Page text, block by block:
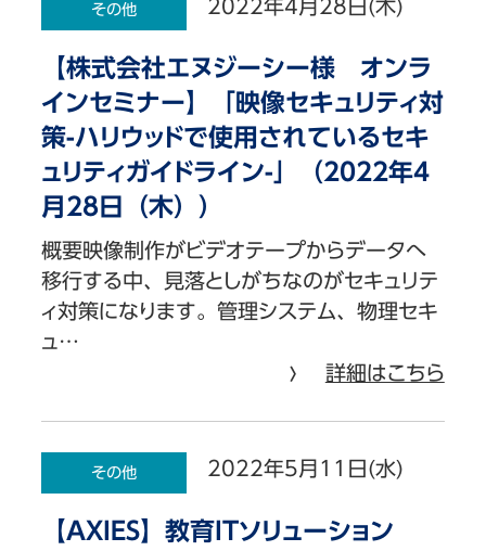
その他 2022年4月28日(木)
【株式会社エヌジーシー様 オンラ
インセミナー】「映像セキュリティ対
策-ハリウッドで使用されているセキ
ュリティガイドライン-」（2022年4
月28日（木））
概要映像制作がビデオテープからデータへ
移行する中、見落としがちなのがセキュリテ
ィ対策になります。管理システム、物理セキ
ュ…
詳細はこちら
その他 2022年5月11日(水)
【AXIES】教育ITソリューション